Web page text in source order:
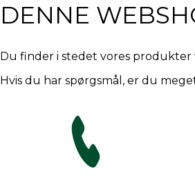
DENNE
Du finder i stedet vores produkter
Hvis du har spørgsmål, er du